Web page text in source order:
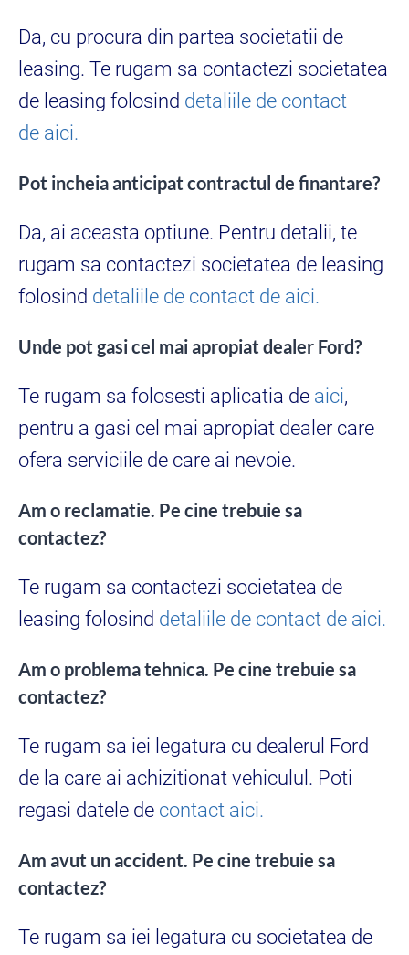
Da, cu procura din partea societatii de
leasing. Te rugam sa contactezi societatea
de leasing folosind detaliile de contact
de aici.
Pot incheia anticipat contractul de finantare?
Da, ai aceasta optiune. Pentru detalii, te
rugam sa contactezi societatea de leasing
folosind detaliile de contact de aici.
Unde pot gasi cel mai apropiat dealer Ford?
Te rugam sa folosesti aplicatia de aici,
pentru a gasi cel mai apropiat dealer care
ofera serviciile de care ai nevoie.
Am o reclamatie. Pe cine trebuie sa
contactez?
Te rugam sa contactezi societatea de
leasing folosind detaliile de contact de aici.
Am o problema tehnica. Pe cine trebuie sa
contactez?
Te rugam sa iei legatura cu dealerul Ford
de la care ai achizitionat vehiculul. Poti
regasi datele de contact aici.
Am avut un accident. Pe cine trebuie sa
contactez?
Te rugam sa iei legatura cu societatea de